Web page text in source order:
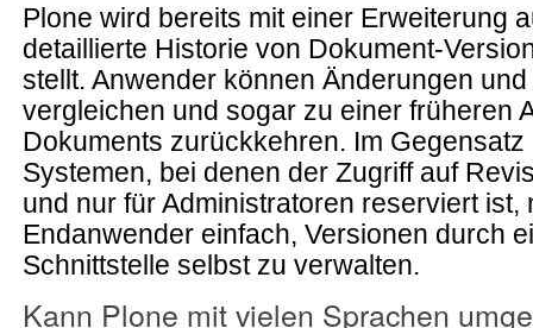
Plone wird bereits mit einer Erweiterung
detaillierte Historie von Dokument-
stellt. Anwender können Änderungen
vergleichen und sogar zu einer früheren
Dokuments zurückkehren. Im Gegensatz
Systemen, bei denen der Zugriff auf
und nur für Administratoren reserviert ist,
Endanwender einfach, Versionen durch
Schnittstelle selbst zu verwalten.
Kann Plone mit vielen Sprachen